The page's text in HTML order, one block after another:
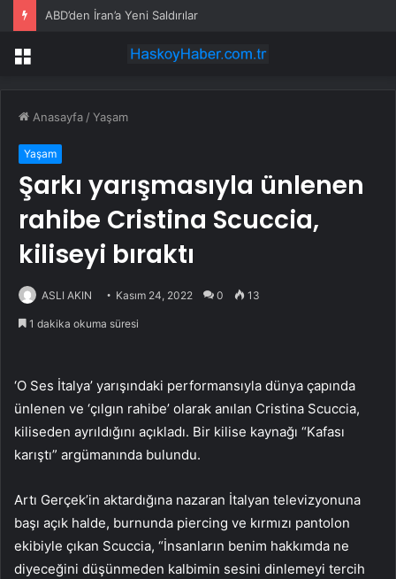
ABD’den İran’a Yeni Saldırılar
Menü
Anasayfa /Yaşam
Yaşam
Şarkı yarışmasıyla ünlenen
rahibe Cristina Scuccia,
kiliseyi bıraktı
ASLI AKIN Kasım 24, 2022 0 13
1 dakika okuma süresi
‘O Ses İtalya’ yarışındaki performansıyla dünya çapında
ünlenen ve ‘çılgın rahibe’ olarak anılan Cristina Scuccia,
kiliseden ayrıldığını açıkladı. Bir kilise kaynağı “Kafası
karıştı” argümanında bulundu.
Artı Gerçek’in aktardığına nazaran İtalyan televizyonuna
başı açık halde, burnunda piercing ve kırmızı pantolon
ekibiyle çıkan Scuccia, “İnsanların benim hakkımda ne
diyeceğini düşünmeden kalbimin sesini dinlemeyi tercih